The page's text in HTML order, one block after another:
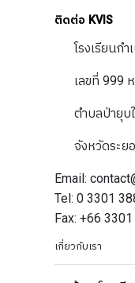
ติดต่อ KVIS
โรงเรียนก
เลขที่ 999
ตำบลป่ายุบ
จังหวัดระย
Email:
Tel: 0 3301
Fax: +66
เกี่ยวกับเรา